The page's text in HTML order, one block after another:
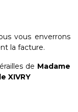
vous enverrons
la facture.
de Madame
XIVRY